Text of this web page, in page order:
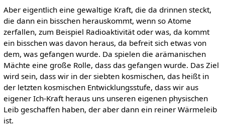
Aber eigentlich eine gewaltige Kraft, die da drinnen steckt,
die dann ein bisschen herauskommt, wenn so Atome
zerfallen, zum Beispiel Radioaktivität oder was, da kommt
ein bisschen was davon heraus, da befreit sich etwas von
dem, was gefangen wurde. Da spielen die arämanischen
Mächte eine große Rolle, dass das gefangen wurde. Das Ziel
wird sein, dass wir in der siebten kosmischen, das heißt in
der letzten kosmischen Entwicklungsstufe, dass wir aus
eigener Ich-Kraft heraus uns unseren eigenen physischen
Leib geschaffen haben, der aber dann ein reiner Wärmeleib
ist.